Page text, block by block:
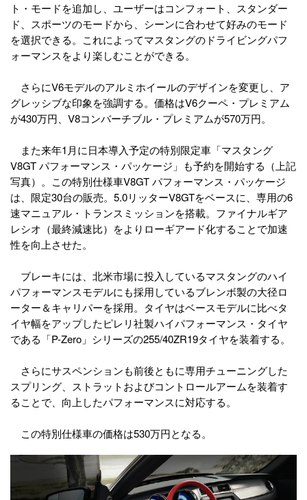
ト・モードを追加し、ユーザーはコンフォート、スタンダー
ド、スポーツのモードから、シーンに合わせて好みのモード
を選択できる。これによってマスタングのドライビングパフ
ォーマンスをより楽しむことができる。
さらにV6モデルのアルミホイールのデザインを変更し、ア
グレッシブな印象を強調する。価格はV6クーペ・プレミアム
が430万円、V8コンバーチブル・プレミアムが570万円。
また来年1月に日本導入予定の特別限定車「マスタング
V8GT パフォーマンス・パッケージ」も予約を開始する（上記
写真）。この特別仕様車V8GT パフォーマンス・パッケージ
は、限定30台の販売。5.0リッターV8GTをベースに、専用の6
速マニュアル・トランスミッションを搭載。ファイナルギア
レシオ（最終減速比）をよりローギアード化することで加速
性を向上させた。
ブレーキには、北米市場に投入しているマスタングのハイ
パフォーマンスモデルにも採用しているブレンボ製の大径ロ
ーター＆キャリパーを採用。タイヤはベースモデルに比べタ
イヤ幅をアップしたピレリ社製ハイパフォーマンス・タイヤ
である「P-Zero」シリーズの255/40ZR19タイヤを装着する。
さらにサスペンションも前後ともに専用チューニングした
スプリング、ストラットおよびコントロールアームを装着す
ることで、向上したパフォーマンスに対応する。
この特別仕様車の価格は530万円となる。